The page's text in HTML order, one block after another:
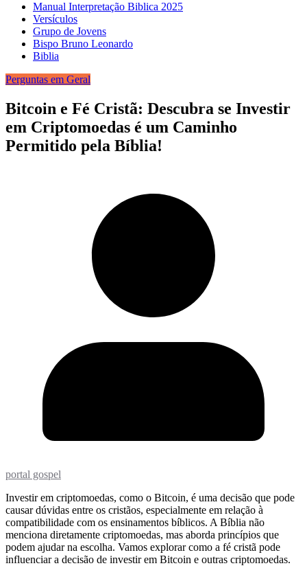
Manual Interpretação Biblica 2025
Versículos
Grupo de Jovens
Bispo Bruno Leonardo
Biblia
Perguntas em Geral
Bitcoin e Fé Cristã: Descubra se Investir
em Criptomoedas é um Caminho
Permitido pela Bíblia!
portal gospel
Investir em criptomoedas, como o Bitcoin, é uma decisão que pode
causar dúvidas entre os cristãos, especialmente em relação à
compatibilidade com os ensinamentos bíblicos. A Bíblia não
menciona diretamente criptomoedas, mas aborda princípios que
podem ajudar na escolha. Vamos explorar como a fé cristã pode
influenciar a decisão de investir em Bitcoin e outras criptomoedas.